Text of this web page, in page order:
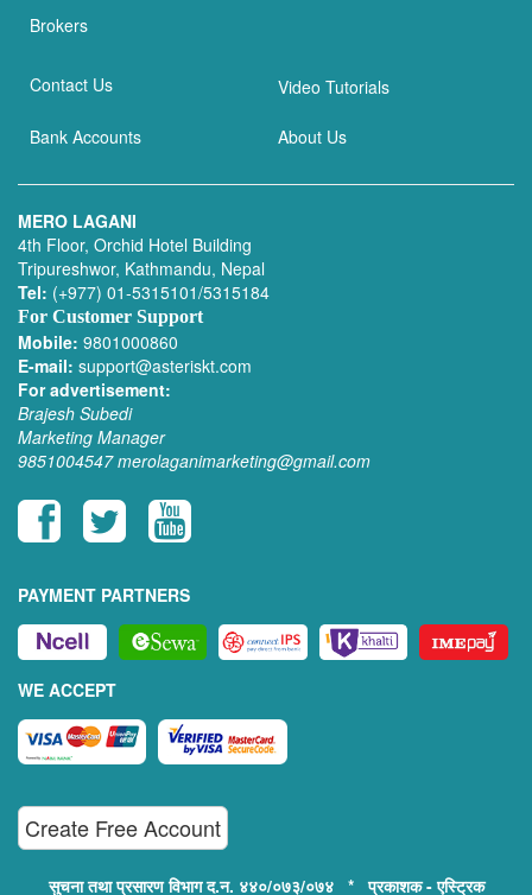
Brokers
Contact Us Video Tutorials
Bank Accounts About Us
MERO LAGANI
4th Floor, Orchid Hotel Building
Tripureshwor, Kathmandu, Nepal
Tel: (+977) 01-5315101/5315184
For Customer Support
Mobile: 9801000860
E-mail: support@asteriskt.com
For advertisement:
Brajesh Subedi
Marketing Manager
9851004547 merolaganimarketing@gmail.com
PAYMENT PARTNERS
WE ACCEPT
Create Free Account
सुचना तथा प्रसारण विभाग द.न. ४४०/०७३/०७४ * प्रकाशक - एस्ट्रिक